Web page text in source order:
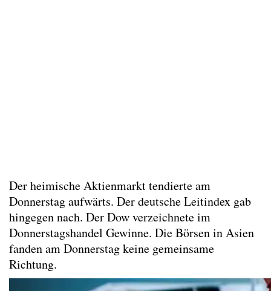
Der heimische Aktienmarkt tendierte am
Donnerstag aufwärts. Der deutsche Leitindex gab
hingegen nach. Der Dow verzeichnete im
Donnerstagshandel Gewinne. Die Börsen in Asien
fanden am Donnerstag keine gemeinsame
Richtung.